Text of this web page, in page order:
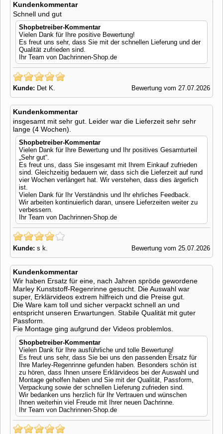
Kundenkommentar
Schnell und gut
Shopbetreiber-Kommentar
Vielen Dank für Ihre positive Bewertung!
Es freut uns sehr, dass Sie mit der schnellen Lieferung und der
Qualität zufrieden sind.
Ihr Team von Dachrinnen-Shop.de
Kunde: Det K. Bewertung vom 27.07.2026
Kundenkommentar
insgesamt mit sehr gut. Leider war die Lieferzeit sehr sehr
lange (4 Wochen).
Shopbetreiber-Kommentar
Vielen Dank für Ihre Bewertung und Ihr positives Gesamturteil
„Sehr gut“.
Es freut uns, dass Sie insgesamt mit Ihrem Einkauf zufrieden
sind. Gleichzeitig bedauern wir, dass sich die Lieferzeit auf rund
vier Wochen verlängert hat. Wir verstehen, dass dies ärgerlich
ist.
Vielen Dank für Ihr Verständnis und Ihr ehrliches Feedback.
Wir arbeiten kontinuierlich daran, unsere Lieferzeiten weiter zu
verbessern.
Ihr Team von Dachrinnen-Shop.de
Kunde: s k. Bewertung vom 25.07.2026
Kundenkommentar
Wir haben Ersatz für eine, nach Jahren spröde gewordene
Marley Kunststoff-Regenrinne gesucht. Die Auswahl war
super, Erklärvideos extrem hilfreich und die Preise gut.
Die Ware kam toll und sicher verpackt schnell an und
entspricht unseren Erwartungen. Stabile Qualität mit guter
Passform.
Fie Montage ging aufgrund der Videos problemlos.
Shopbetreiber-Kommentar
Vielen Dank für Ihre ausführliche und tolle Bewertung!
Es freut uns sehr, dass Sie bei uns den passenden Ersatz für
Ihre Marley-Regenrinne gefunden haben. Besonders schön ist
zu hören, dass Ihnen unsere Erklärvideos bei der Auswahl und
Montage geholfen haben und Sie mit der Qualität, Passform,
Verpackung sowie der schnellen Lieferung zufrieden sind.
Wir bedanken uns herzlich für Ihr Vertrauen und wünschen
Ihnen weiterhin viel Freude mit Ihrer neuen Dachrinne.
Ihr Team von Dachrinnen-Shop.de